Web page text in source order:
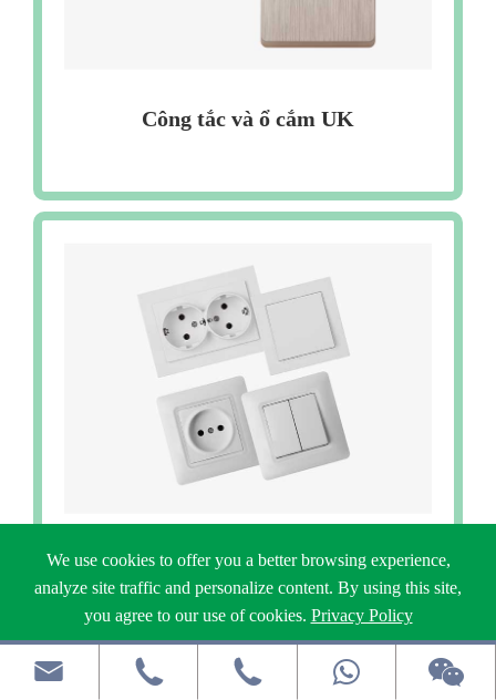
Công tắc và ổ cắm UK
Công tắc và ổ cắm Châu Âu
  
We use cookies to offer you a better browsing experience,
analyze site traffic and personalize content. By using this site,
you agree to our use of cookies. Privacy Policy